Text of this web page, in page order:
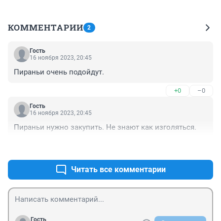
КОММЕНТАРИИ 2
Гость
16 ноября 2023, 20:45
Пираньи очень подойдут.
+0 –0
Гость
16 ноября 2023, 20:45
Пираньи нужно закупить. Не знают как изголяться.
Читать все комментарии
Гость